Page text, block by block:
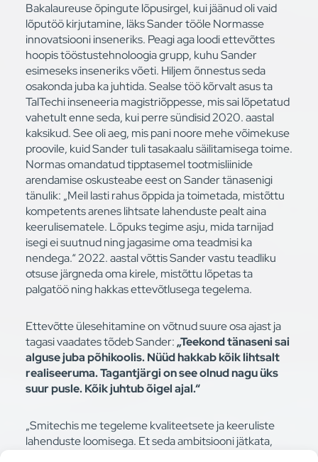
Bakalaureuse õpingute lõpusirgel, kui jäänud oli vaid
lõputöö kirjutamine, läks Sander tööle Normasse
innovatsiooni inseneriks. Peagi aga loodi ettevõttes
hoopis tööstustehnoloogia grupp, kuhu Sander
esimeseks inseneriks võeti. Hiljem õnnestus seda
osakonda juba ka juhtida. Sealse töö kõrvalt asus ta
TalTechi inseneeria magistriõppesse, mis sai lõpetatud
vahetult enne seda, kui perre sündisid 2020. aastal
kaksikud. See oli aeg, mis pani noore mehe võimekuse
proovile, kuid Sander tuli tasakaalu säilitamisega toime.
Normas omandatud tipptasemel tootmisliinide
arendamise oskusteabe eest on Sander tänasenigi
tänulik: „Meil lasti rahus õppida ja toimetada, mistõttu
kompetents arenes lihtsate lahenduste pealt aina
keerulisematele. Lõpuks tegime asju, mida tarnijad
isegi ei suutnud ning jagasime oma teadmisi ka
nendega.“ 2022. aastal võttis Sander vastu teadliku
otsuse järgneda oma kirele, mistõttu lõpetas ta
palgatöö ning hakkas ettevõtlusega tegelema.
Ettevõtte ülesehitamine on võtnud suure osa ajast ja
tagasi vaadates tõdeb Sander:„Teekond tänaseni sai
alguse juba põhikoolis. Nüüd hakkab kõik lihtsalt
realiseeruma. Tagantjärgi on see olnud nagu üks
suur pusle. Kõik juhtub õigel ajal.“
„Smitechis me tegeleme kvaliteetsete ja keeruliste
lahenduste loomisega. Et seda ambitsiooni jätkata,